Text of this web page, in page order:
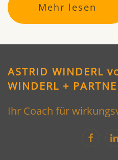
Mehr lesen
ASTRID WINDERL
WINDERL +
Ihr Coach für